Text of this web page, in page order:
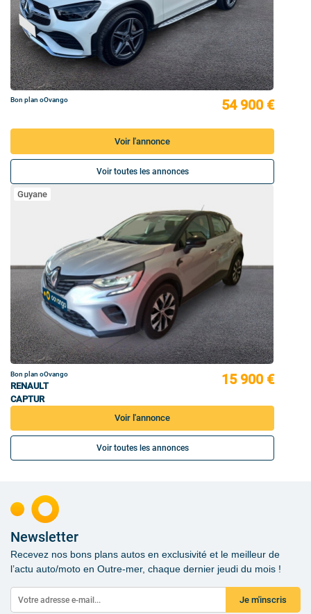
Bon plan oOvango 54 900 €
Voir l'annonce
Voir toutes les annonces
Guyane
Bon plan oOvango
RENAULT
CAPTUR
15 900 €
Voir l'annonce
Voir toutes les annonces
Newsletter
Recevez nos bons plans autos en exclusivité et le meilleur de
l’actu auto/moto en Outre-mer, chaque dernier jeudi du mois !
Je m'inscris